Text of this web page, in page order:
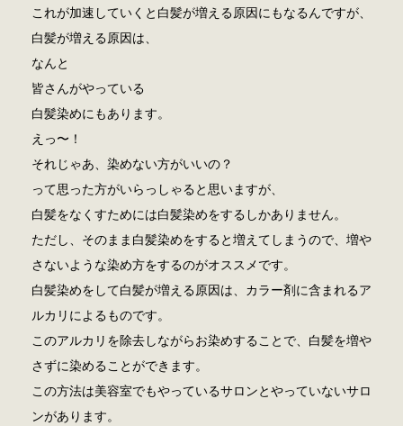
これが加速していくと白髪が増える原因にもなるんですが、
白髪が増える原因は、
なんと
皆さんがやっている
白髪染めにもあります。
えっ〜！
それじゃあ、染めない方がいいの？
って思った方がいらっしゃると思いますが、
白髪をなくすためには白髪染めをするしかありません。
ただし、そのまま白髪染めをすると増えてしまうので、増や
さないような染め方をするのがオススメです。
白髪染めをして白髪が増える原因は、カラー剤に含まれるア
ルカリによるものです。
このアルカリを除去しながらお染めすることで、白髪を増や
さずに染めることができます。
この方法は美容室でもやっているサロンとやっていないサロ
ンがあります。